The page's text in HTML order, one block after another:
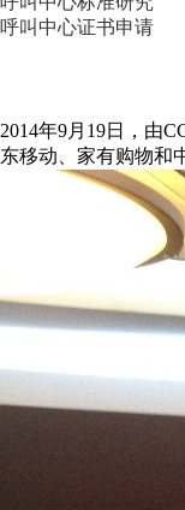
呼叫中心证书申请
2014年9月19日，由
东移动、家有购物和